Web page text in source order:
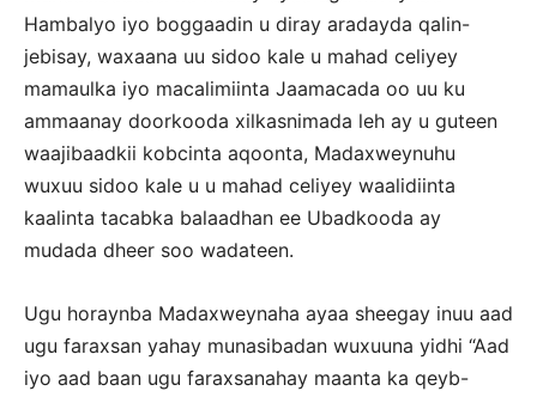
Hambalyo iyo boggaadin u diray aradayda qalin-
jebisay, waxaana uu sidoo kale u mahad celiyey
mamaulka iyo macalimiinta Jaamacada oo uu ku
ammaanay doorkooda xilkasnimada leh ay u guteen
waajibaadkii kobcinta aqoonta, Madaxweynuhu
wuxuu sidoo kale u u mahad celiyey waalidiinta
kaalinta tacabka balaadhan ee Ubadkooda ay
mudada dheer soo wadateen.
Ugu horaynba Madaxweynaha ayaa sheegay inuu aad
ugu faraxsan yahay munasibadan wuxuuna yidhi “Aad
iyo aad baan ugu faraxsanahay maanta ka qeyb-